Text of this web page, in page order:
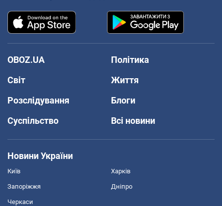
OBOZ.UA
Політика
Світ
Життя
Розслідування
Блоги
Суспільство
Всі новини
Новини України
Київ Харків
Запоріжжя Дніпро
Черкаси